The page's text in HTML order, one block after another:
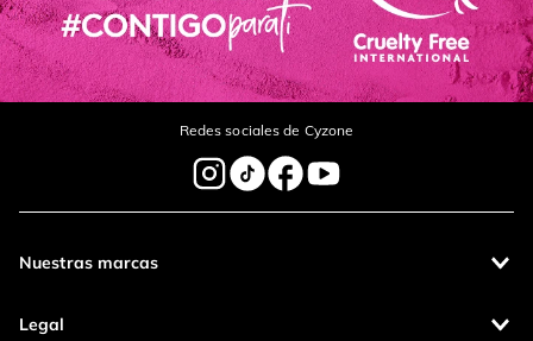
Redes sociales de Cyzone
Nuestras marcas
Legal